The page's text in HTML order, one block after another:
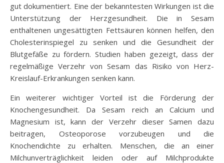
gut dokumentiert. Eine der bekanntesten Wirkungen ist die
Unterstützung der Herzgesundheit. Die in Sesam
enthaltenen ungesättigten Fettsäuren können helfen, den
Cholesterinspiegel zu senken und die Gesundheit der
Blutgefäße zu fördern. Studien haben gezeigt, dass der
regelmäßige Verzehr von Sesam das Risiko von Herz-
Kreislauf-Erkrankungen senken kann.
Ein weiterer wichtiger Vorteil ist die Förderung der
Knochengesundheit. Da Sesam reich an Calcium und
Magnesium ist, kann der Verzehr dieser Samen dazu
beitragen, Osteoporose vorzubeugen und die
Knochendichte zu erhalten. Menschen, die an einer
Milchunverträglichkeit leiden oder auf Milchprodukte